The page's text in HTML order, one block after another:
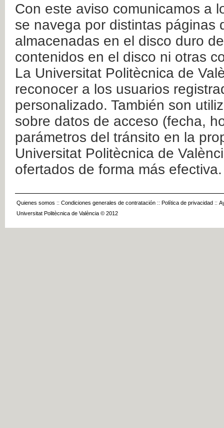
Con este aviso comunicamos a
se navega por distintas páginas
almacenadas en el disco duro
contenidos en el disco ni otras
La Universitat Politècnica de
reconocer a los usuarios
personalizado. También son
sobre datos de acceso (fecha,
parámetros del tránsito en la
Universitat Politècnica de
ofertados de forma más efectiva.
Quienes somos :: Condiciones generales de contratación :: Política de privacidad ::
Universitat Politècnica de València © 2012